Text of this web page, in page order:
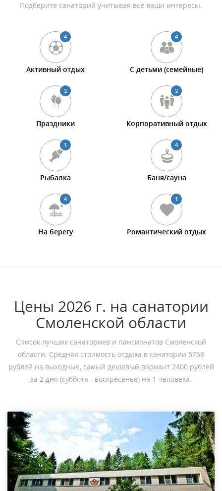
Подберите санаторий учитывая все ваши интересы.
4
Активный отдых
4
С детьми (семейные)
2
Праздники
2
Корпоративный отдых
1
Рыбалка
4
Баня/сауна
4
На берегу
1
Романтический отдых
Цены 2026 г. на санатории
Смоленской области
Список лучших санаториев и пансионатов Смоленской
области. Средняя стоимость отдыха в санатории 5768
рублей на выходные, самый дешевый вариант 2400 рублей
за 2 дня (суббота - воскресенье) на 1 человека.